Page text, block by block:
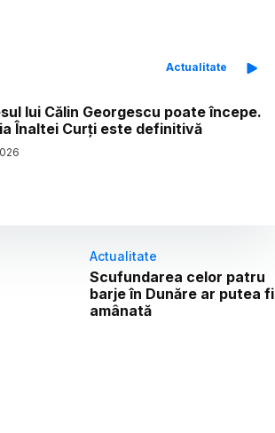
Actualitate
lui Călin Georgescu poate începe.
Înaltei Curți este definitivă
Actualitate
Scufundarea celor patru
barje în Dunăre ar putea fi
amânată